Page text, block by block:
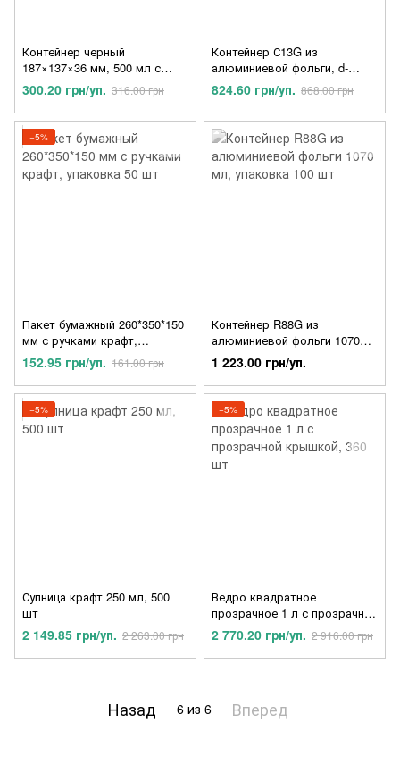
Контейнер черный
187×137×36 мм, 500 мл с
крышкой, 50 шт
300.20 грн/уп. 316.00 грн
Контейнер С13G из
алюминиевой фольги, d-
195мм, 500 мл, 100 шт
824.60 грн/уп. 868.00 грн
−5%
Пакет бумажный 260*350*150
мм с ручками крафт,
упаковка 50 шт
152.95 грн/уп. 161.00 грн
Контейнер R88G из
алюминиевой фольги 1070
мл, упаковка 100 шт
1 223.00 грн/уп.
−5%
Супница крафт 250 мл, 500
шт
2 149.85 грн/уп. 2 263.00 грн
−5%
Ведро квадратное
прозрачное 1 л с прозрачной
крышкой, 360 шт
2 770.20 грн/уп. 2 916.00 грн
Назад 6 из 6 Вперед